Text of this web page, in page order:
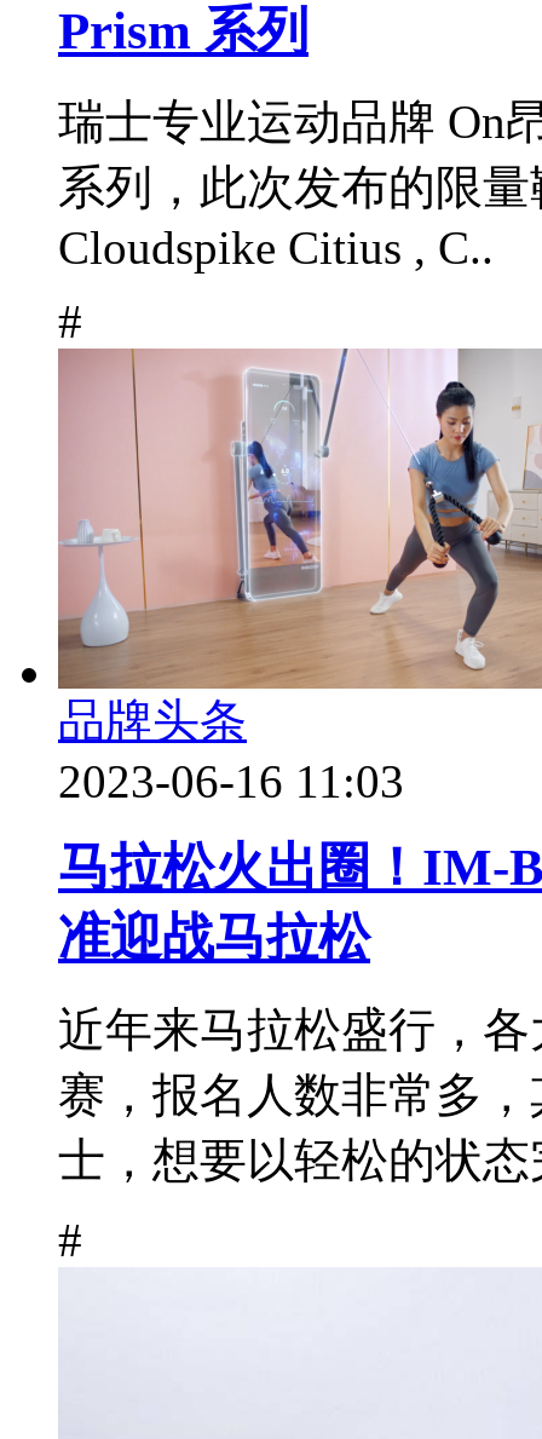
Prism 系列
瑞士专业运动品牌 On
系列，此次发布的限量
Cloudspike Citius , C..
#
品牌头条
2023-06-16 11:03
马拉松火出圈！IM-
准迎战马拉松
近年来马拉松盛行，
赛，报名人数非常多
士，想要以轻松的状
#